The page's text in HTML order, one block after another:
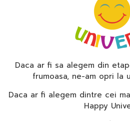
Daca ar fi sa alegem din
frumoasa, ne-am opri la
Daca ar fi alegem dintre cei
Happy